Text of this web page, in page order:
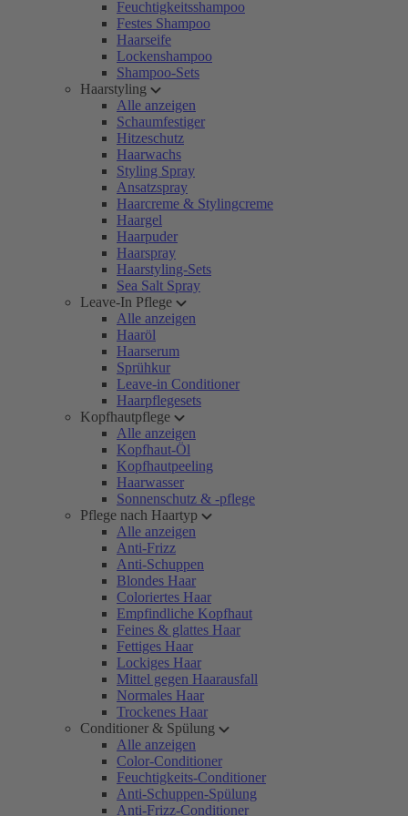
Feuchtigkeitsshampoo
Festes Shampoo
Haarseife
Lockenshampoo
Shampoo-Sets
Haarstyling
Alle anzeigen
Schaumfestiger
Hitzeschutz
Haarwachs
Styling Spray
Ansatzspray
Haarcreme & Stylingcreme
Haargel
Haarpuder
Haarspray
Haarstyling-Sets
Sea Salt Spray
Leave-In Pflege
Alle anzeigen
Haaröl
Haarserum
Sprühkur
Leave-in Conditioner
Haarpflegesets
Kopfhautpflege
Alle anzeigen
Kopfhaut-Öl
Kopfhautpeeling
Haarwasser
Sonnenschutz & -pflege
Pflege nach Haartyp
Alle anzeigen
Anti-Frizz
Anti-Schuppen
Blondes Haar
Coloriertes Haar
Empfindliche Kopfhaut
Feines & glattes Haar
Fettiges Haar
Lockiges Haar
Mittel gegen Haarausfall
Normales Haar
Trockenes Haar
Conditioner & Spülung
Alle anzeigen
Color-Conditioner
Feuchtigkeits-Conditioner
Anti-Schuppen-Spülung
Anti-Frizz-Conditioner